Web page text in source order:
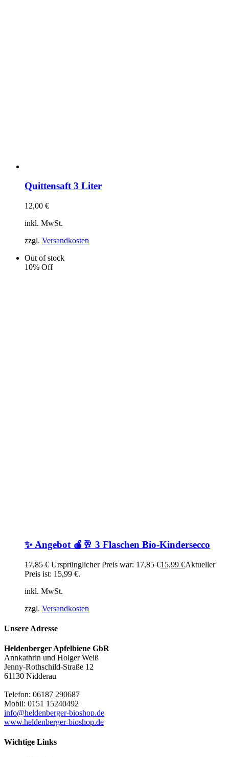
Quittensaft 3 Liter
12,00 €
inkl. MwSt.
zzgl. Versandkosten
Out of stock
10% Off
✨ Angebot 🍎🥂 3 Flaschen Bio-Kindersecco
17,85€ Ursprünglicher Preis war: 17,85 €15,99 €Aktueller
Preis ist: 15,99 €.
inkl. MwSt.
zzgl. Versandkosten
Unsere Adresse
Heldenberger Apfelbiene GbR
Annkathrin und Holger Weiß
Jenny-Rothschild-Straße 12
61130 Nidderau
Telefon: 06187 290687
Mobil: 0151 15240492
info@heldenberger-bioshop.de
www.heldenberger-bioshop.de
Wichtige Links